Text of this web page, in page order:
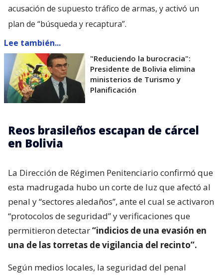
acusación de supuesto tráfico de armas, y activó un
plan de “búsqueda y recaptura”.
Lee también...
"Reduciendo la burocracia":
Presidente de Bolivia elimina
ministerios de Turismo y
Planificación
Reos brasileños escapan de cárcel
en Bolivia
La Dirección de Régimen Penitenciario confirmó que
esta madrugada hubo un corte de luz que afectó al
penal y “sectores aledaños”, ante el cual se activaron
“protocolos de seguridad” y verificaciones que
permitieron detectar“indicios de una evasión en
una de las torretas de vigilancia del recinto”.
Según medios locales, la seguridad del penal